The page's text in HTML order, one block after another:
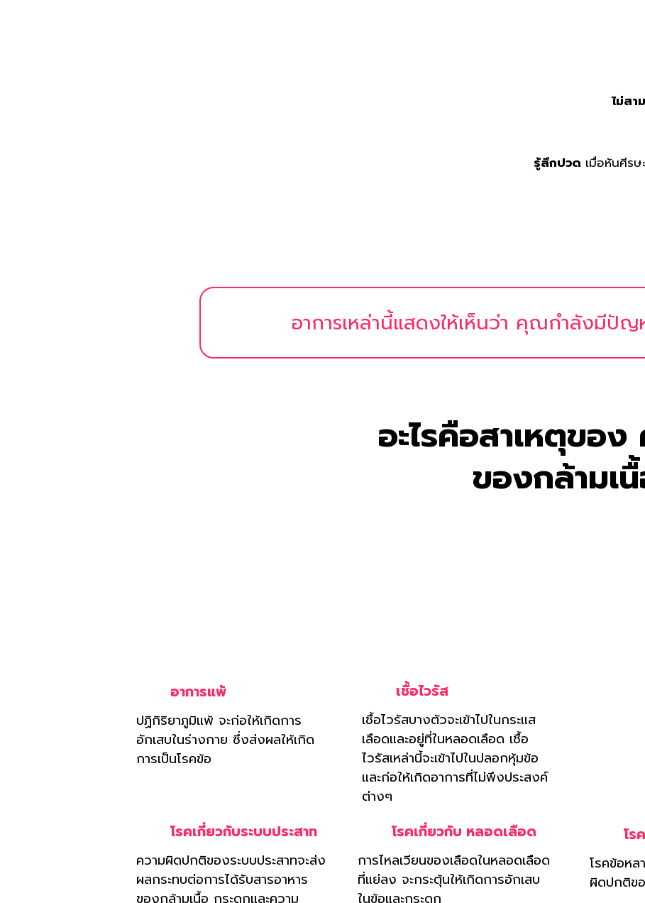
ไม่สา
รู้สึกปวด เมื่อหันศีร
อาการเหล่านี้แสดงให้เห็นว่า คุณกำลังมีปัญ
อะไรคือสาเหตุขอ
ของกล้ามเ
อาการแพ้
ปฏิกิริยาภูมิแพ้ จะก่อให้เกิดการ
อักเสบในร่างกาย ซึ่งส่งผลให้เกิด
การเป็นโรคข้อ
เชื้อไวรัส
เชื้อไวรัสบางตัวจะเข้าไปในกระแส
เลือดและอยู่ที่ในหลอดเลือด เชื้อ
ไวรัสเหล่านี้จะเข้าไปในปลอกหุ้มข้อ
และก่อให้เกิดอาการที่ไม่พึงประสงค์
ต่างๆ
โรคเกี่ยวกับระบบประสาท
ความผิดปกติของระบบประสาทจะส่ง
ผลกระทบต่อการได้รับสารอาหาร
ของกล้ามเนื้อ กระดูกและความ
โรคเกี่ยวกับ หลอดเลือด
การไหลเวียนของเลือดในหลอดเลือด
ที่แย่ลง จะกระตุ้นให้เกิดการอักเสบ
ในข้อและกระดูก
โร
โรคข้อหล
ผิดปกติข